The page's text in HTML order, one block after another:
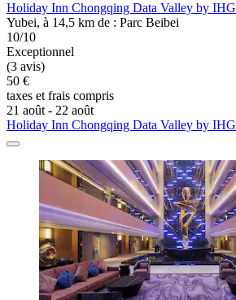
Holiday Inn Chongqing Data Valley by IHG
Yubei, à 14,5 km de : Parc Beibei
10/10
Exceptionnel
(3 avis)
50 €
taxes et frais compris
21 août - 22 août
Holiday Inn Chongqing Data Valley by IHG